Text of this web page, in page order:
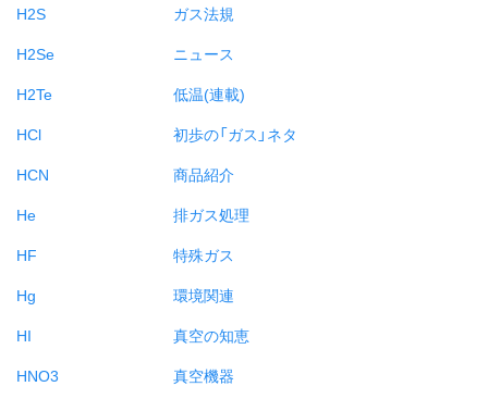
H2S
H2Se
H2Te
HCl
HCN
He
HF
Hg
HI
HNO3
ガス法規
ニュース
低温(連載)
初歩の「ガス」ネタ
商品紹介
排ガス処理
特殊ガス
環境関連
真空の知恵
真空機器